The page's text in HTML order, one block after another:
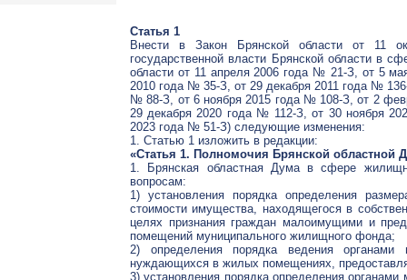
Статья 1
Внести в Закон Брянской области от 11
государственной власти Брянской области в
области от 11 апреля 2006 года № 21-З, от 5
2010 года № 35-З, от 29 декабря 2011 года №
№ 88-З, от 6 ноября 2015 года № 108-З, от 2
29 декабря 2020 года № 112-З, от 30 ноября
2023 года № 51-З) следующие изменения:
1. Статью 1 изложить в редакции:
«Статья 1. Полномочия Брянской
1. Брянская областная Дума в сфере
вопросам:
1) установления порядка определения
стоимости имущества, находящегося в
целях признания граждан малоимущими и
помещений муниципального жилищного фонда;
2) определения порядка ведения органами
нуждающихся в жилых помещениях,
3) установления порядка определения